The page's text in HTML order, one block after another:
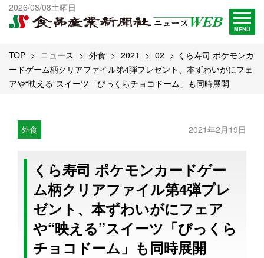
2026/08/08土曜日
MENU
出版物一覧へ
試読・購読申し込み
TOP ニュース 外食 2021 02
くら寿司 ポケモンカ
ードゲーム柄クリアファイル第4弾プレゼント、本ずわいがにフェ
アや“映える”スイーツ「びっくらチョコドーム」も同時展開
外食 2021年2月19日
くら寿司 ポケモンカードゲー
ム柄クリアファイル第4弾プレ
ゼント、本ずわいがにフェア
や“映える”スイーツ「びっくら
チョコドーム」も同時展開